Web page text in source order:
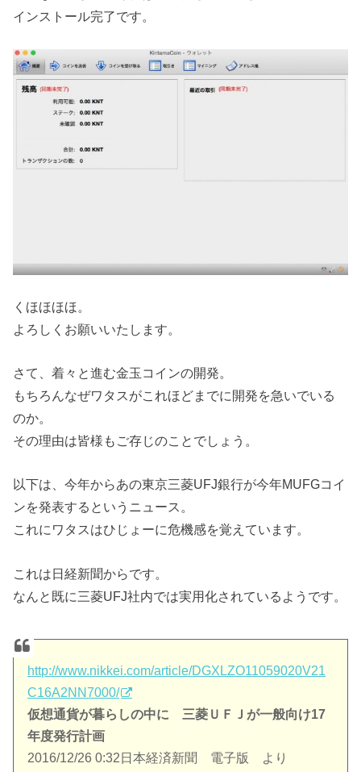
インストール完了です。
くほほほほ。
よろしくお願いいたします。
さて、着々と進む金玉コインの開発。
もちろんなぜワタスがこれほどまでに開発を急いでいる
のか。
その理由は皆様もご存じのことでしょう。
以下は、今年からあの東京三菱UFJ銀行が今年MUFGコイ
ンを発表するというニュース。
これにワタスはひじょーに危機感を覚えています。
これは日経新聞からです。
なんと既に三菱UFJ社内では実用化されているようです。
http://www.nikkei.com/article/DGXLZO11059020V21
C16A2NN7000/
仮想通貨が暮らしの中に 三菱ＵＦＪが一般向け17
年度発行計画
2016/12/26 0:32日本経済新聞 電子版 より